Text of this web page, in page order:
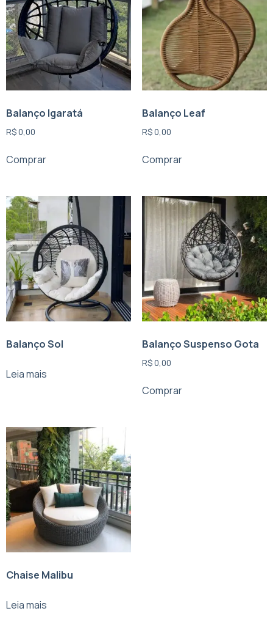
Balanço Igaratá
R$0,00
Comprar
Balanço Leaf
R$0,00
Comprar
Balanço Sol
Leia mais
Balanço Suspenso Gota
R$0,00
Comprar
Chaise Malibu
Leia mais